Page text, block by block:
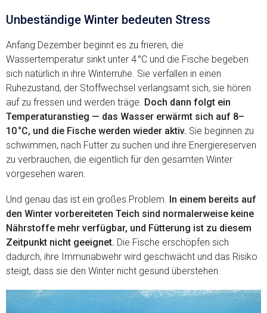
Unbeständige Winter bedeuten Stress
Anfang Dezember beginnt es zu frieren, die
Wassertemperatur sinkt unter 4 °C und die Fische begeben
sich natürlich in ihre Winterruhe. Sie verfallen in einen
Ruhezustand, der Stoffwechsel verlangsamt sich, sie hören
auf zu fressen und werden träge. Doch dann folgt ein
Temperaturanstieg — das Wasser erwärmt sich auf 8–
10 °C, und die Fische werden wieder aktiv. Sie beginnen zu
schwimmen, nach Futter zu suchen und ihre Energiereserven
zu verbrauchen, die eigentlich für den gesamten Winter
vorgesehen waren.
Und genau das ist ein großes Problem. In einem bereits auf
den Winter vorbereiteten Teich sind normalerweise keine
Nährstoffe mehr verfügbar, und Fütterung ist zu diesem
Zeitpunkt nicht geeignet. Die Fische erschöpfen sich
dadurch, ihre Immunabwehr wird geschwächt und das Risiko
steigt, dass sie den Winter nicht gesund überstehen.